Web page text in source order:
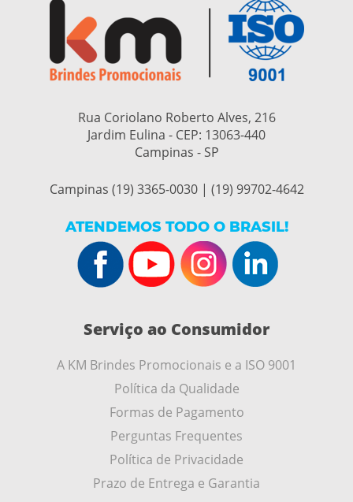
Rua Coriolano Roberto Alves, 216
Jardim Eulina - CEP: 13063-440
Campinas - SP
Campinas (19) 3365-0030 | (19) 99702-4642
ATENDEMOS TODO O BRASIL!
Serviço ao Consumidor
A KM Brindes Promocionais e a ISO 9001
Política da Qualidade
Formas de Pagamento
Perguntas Frequentes
Política de Privacidade
Prazo de Entrega e Garantia